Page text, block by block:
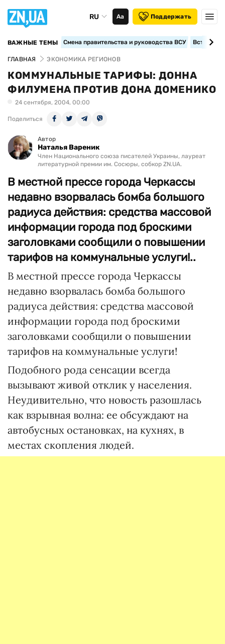
RU Аа Поддержать
ВАЖНЫЕ ТЕМЫ Смена правительства и руководства ВСУ
ГЛАВНАЯ ЭКОНОМИКА РЕГИОНОВ
КОММУНАЛЬНЫЕ ТАРИФЫ: ДОННА
ФИЛУМЕНА ПРОТИВ ДОНА ДОМЕНИКО
24 сентября, 2004, 00:00
Поделиться
Автор
Наталья Вареник
Член Национального союза писателей Украины, лауреат
литературной премии им. Сосюры, собкор ZN.UA.
В местной прессе города Черкассы
недавно взорвалась бомба большого
радиуса действия: средства массовой
информации города под броскими
заголовками сообщили о повышении
тарифов на коммунальные услуги!..
В местной прессе города Черкассы
недавно взорвалась бомба большого
радиуса действия: средства массовой
информации города под броскими
заголовками сообщили о повышении
тарифов на коммунальные услуги!
Подобного рода сенсации всегда
вызывают живой отклик у населения.
Неудивительно, что новость разошлась
как взрывная волна: ее обсуждают на
автобусных остановках, на кухнях, в
местах скопления людей.